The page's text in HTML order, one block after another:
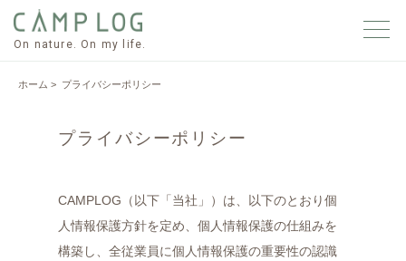
On nature. On my life.
ホーム > プライバシーポリシー
プライバシーポリシー
CAMPLOG（以下「当社」）は、以下のとおり個
人情報保護方針を定め、個人情報保護の仕組みを
構築し、全従業員に個人情報保護の重要性の認識